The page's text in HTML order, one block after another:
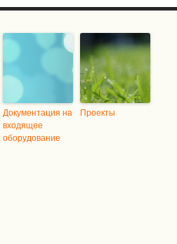
Документация на
входящее
оборудование
Проекты